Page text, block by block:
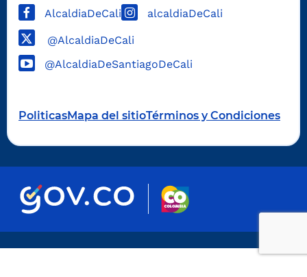
AlcaldiaDeCali alcaldiaDeCali
@AlcaldiaDeCali
@AlcaldiaDeSantiagoDeCali
PoliticasMapa del sitioTérminos y Condiciones